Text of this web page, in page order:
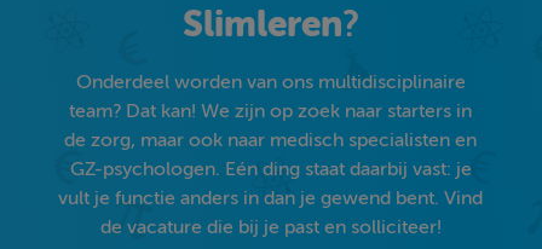
Slimleren?
Onderdeel worden van ons multidisciplinaire
team? Dat kan! We zijn op zoek naar starters in
de zorg, maar ook naar medisch specialisten en
GZ-psychologen. Eén ding staat daarbij vast: je
vult je functie anders in dan je gewend bent. Vind
de vacature die bij je past en solliciteer!